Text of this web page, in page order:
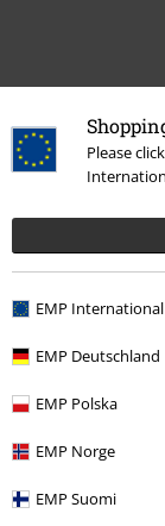
Please
EMP International
EMP Deutschland
EMP Polska
EMP Norge
EMP Suomi
Plus de
Top Bands
Promos % Médias
Musique
E-Mail
abonnant